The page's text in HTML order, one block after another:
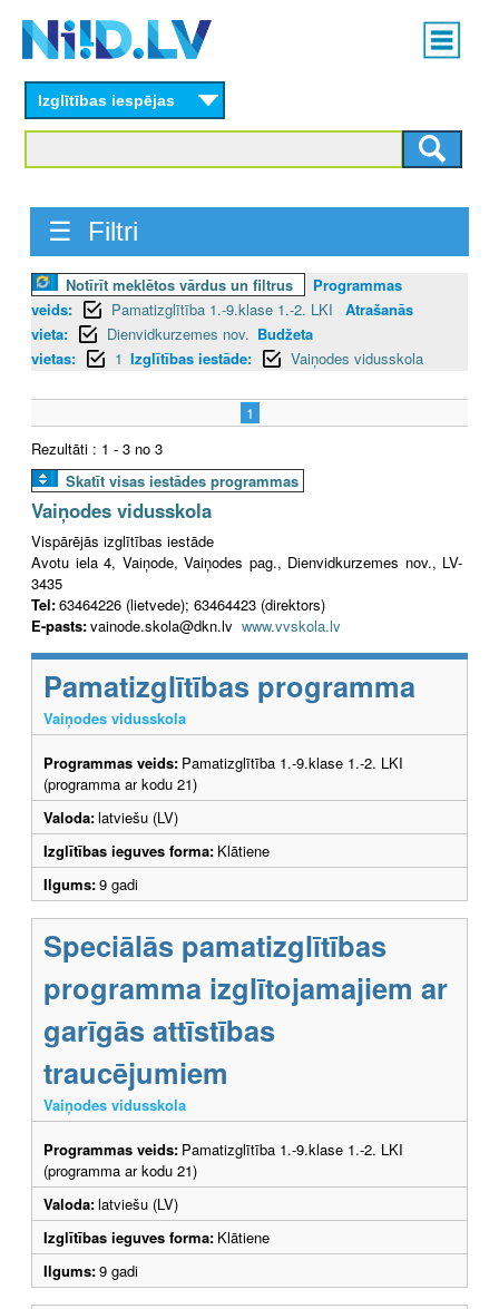
content
Main
menu
Izglītības iespējas
☰ Filtri
Notīrīt meklētos vārdus un filtrus
Programmas
veids:
Pamatizglītība 1.-9.klase 1.-2. LKI
Atrašanās
vieta:
Dienvidkurzemes nov. Budžeta
vietas:
1 Izglītības iestāde: Vaiņodes vidusskola
1
Rezultāti : 1 - 3 no 3
Skatīt visas iestādes programmas
Vaiņodes vidusskola
Vispārējās izglītības iestāde
Avotu iela 4, Vaiņode, Vaiņodes pag., Dienvidkurzemes nov., LV-
3435
Tel:63464226 (lietvede); 63464423 (direktors)
E-pasts:vainode.skola@dkn.lv www.vvskola.lv
Pamatizglītības programma
Vaiņodes vidusskola
Programmas veids: Pamatizglītība 1.-9.klase 1.-2. LKI
(programma ar kodu 21)
Valoda:latviešu (LV)
Izglītības ieguves forma: Klātiene
Ilgums:9 gadi
Speciālās pamatizglītības
programma izglītojamajiem ar
garīgās attīstības
traucējumiem
Vaiņodes vidusskola
Programmas veids: Pamatizglītība 1.-9.klase 1.-2. LKI
(programma ar kodu 21)
Valoda:latviešu (LV)
Izglītības ieguves forma: Klātiene
Ilgums:9 gadi